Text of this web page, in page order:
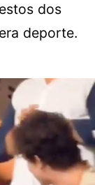
dos
deporte.